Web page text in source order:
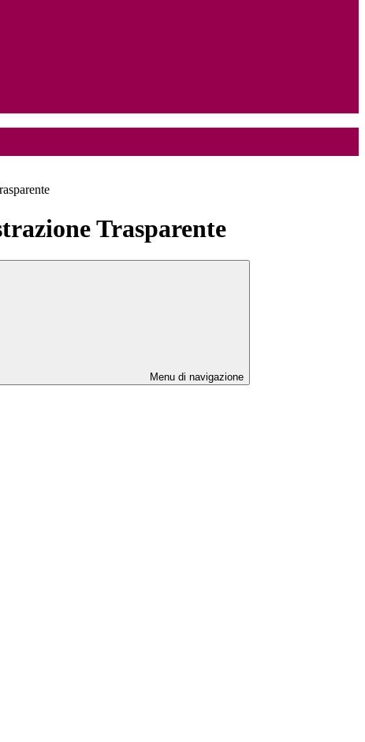
Trasparente
Menu di navigazione